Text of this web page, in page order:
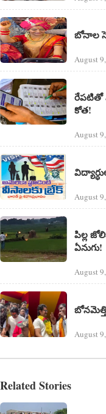
బోనాల
August
రేపటితో
కోత!
August
August
పిల్ల
ఏనుగు!
August
August
Related Stories